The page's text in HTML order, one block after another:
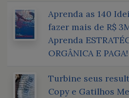
Aprenda as 140
fazer mais de R$
Aprenda
ORGÂNICA E PAGA!
Turbine seus
Copy e Gatilhos